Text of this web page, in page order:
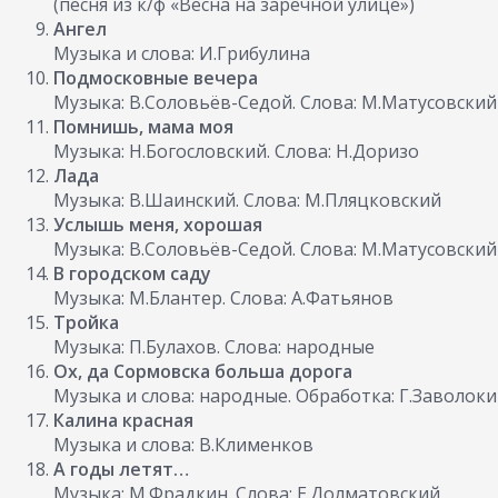
Ангел
Музыка и слова: И.Грибулина
Подмосковные вечера
Музыка: В.Соловьёв-Седой. Слова: М.Матусовский
Помнишь, мама моя
Музыка: Н.Богословский. Слова: Н.Доризо
Лада
Музыка: В.Шаинский. Слова: М.Пляцковский
Услышь меня, хорошая
Музыка: В.Соловьёв-Седой. Слова: М.Матусовский
В городском саду
Музыка: М.Блантер. Слова: А.Фатьянов
Тройка
Музыка: П.Булахов. Слова: народные
Ох, да Сормовска больша дорога
Музыка и слова: народные. Обработка:
Калина красная
Музыка и слова: В.Клименков
А годы летят…